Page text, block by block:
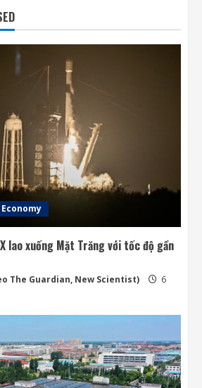
Trung Quốc
8 2026, 19:44
AI của Anthropic lừa con người
thử nghiệm an ninh
8 2026, 19:28
quay lại lĩnh vực robot với bàn tay
siêu khéo léo
8 2026, 06:35
Economy
lao xuống Mặt Trăng với tốc độ gần
The Guardian, New Scientist)
6